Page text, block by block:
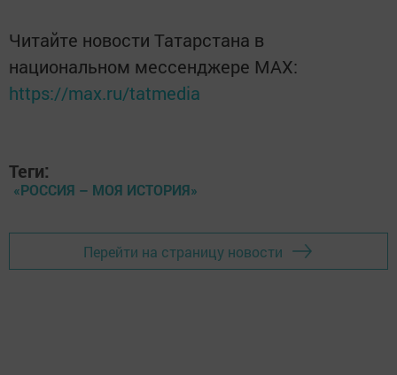
Читайте новости Татарстана в
национальном мессенджере MАХ:
https://max.ru/tatmedia
Теги:
«РОССИЯ – МОЯ ИСТОРИЯ»
Перейти на страницу новости